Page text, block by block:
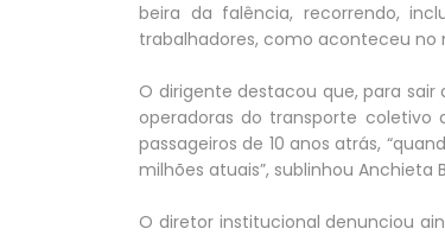
beira da falência, recorrendo,
trabalhadores, como aconteceu no
O dirigente destacou que, para
operadoras do transporte
passageiros de 10 anos atrás,
milhões atuais”, sublinhou Anchieta
O diretor institucional denunciou